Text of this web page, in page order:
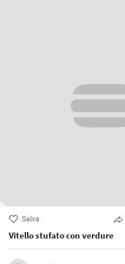
Salva
Vitello stufato con verdure